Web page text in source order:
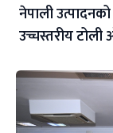
नेपाली उत्पादनको
उच्चस्तरीय टोली